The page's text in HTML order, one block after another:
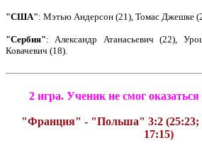
"США": Мэтью Андерсон (21), Томас Джешке
"Сербия": Александр Атанасьевич (22),
Ковачевич (18).
2 игра. Ученик не смог
"Франция" - "Польша" 3:2 (25:23;
17:15)